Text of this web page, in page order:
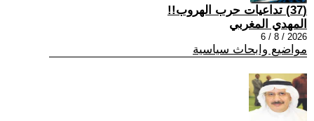
(37) تداعيات حرب الهروب!!
المهدي المغربي
2026 / 8 / 6
مواضيع وابحاث سياسية